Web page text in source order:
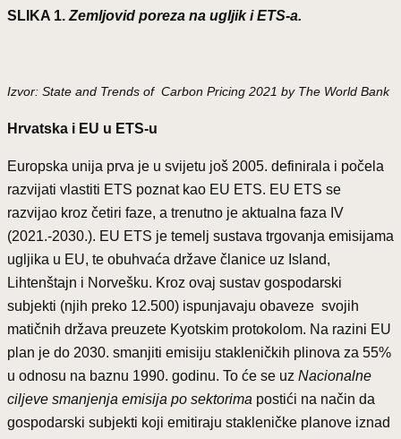
SLIKA 1. Zemljovid poreza na ugljik i ETS-a.
Izvor: State and Trends of Carbon Pricing 2021 by The World Bank
Hrvatska i EU u ETS-u
Europska unija prva je u svijetu još 2005. definirala i počela
razvijati vlastiti ETS poznat kao EU ETS. EU ETS se
razvijao kroz četiri faze, a trenutno je aktualna faza IV
(2021.-2030.). EU ETS je temelj sustava trgovanja emisijama
ugljika u EU, te obuhvaća države članice uz Island,
Lihtenštajn i Norvešku. Kroz ovaj sustav gospodarski
subjekti (njih preko 12.500) ispunjavaju obaveze svojih
matičnih država preuzete Kyotskim protokolom. Na razini EU
plan je do 2030. smanjiti emisiju stakleničkih plinova za 55%
u odnosu na baznu 1990. godinu. To će se uz Nacionalne
ciljeve smanjenja emisija po sektorima postići na način da
gospodarski subjekti koji emitiraju stakleničke planove iznad